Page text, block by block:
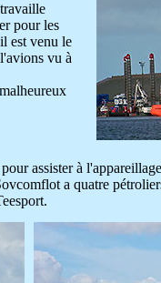
travaille
pour les
est venu le
vu à
assister à
a quatre